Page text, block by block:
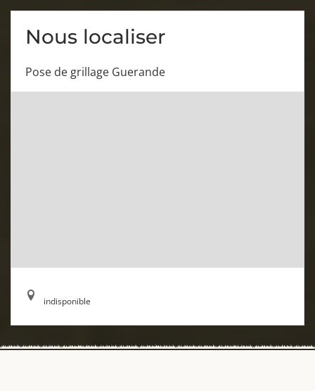
Nous localiser
Pose de grillage Guerande
indisponible